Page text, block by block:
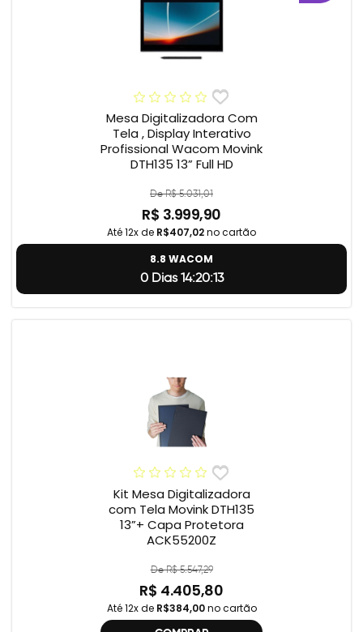
Mesa Digitalizadora Com
Tela , Display Interativo
Profissional Wacom Movink
DTH135 13” Full HD
De R$ 5.031,01
R$ 3.999,90
Até 12x de R$407,02no cartão
8.8 WACOM
0 Dias 14:20:12
Kit Mesa Digitalizadora
com Tela Movink DTH135
13”+ Capa Protetora
ACK55200Z
De R$ 5.547,29
R$ 4.405,80
Até 12x de R$384,00no cartão